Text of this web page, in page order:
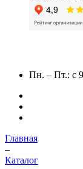
Пн. – Пт.: с
Главная
–
Каталог